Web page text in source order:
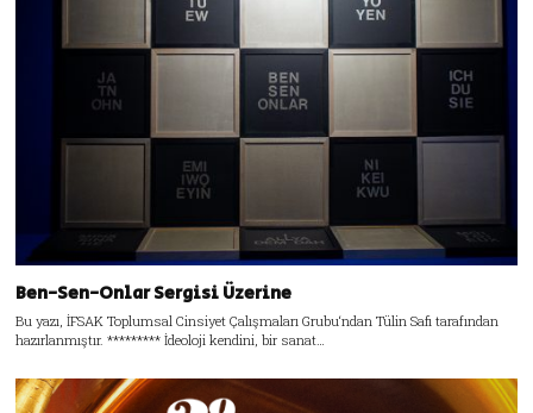
Ben-Sen-Onlar Sergisi Üzerine
Bu yazı, İFSAK Toplumsal Cinsiyet Çalışmaları Grubu‘ndan Tülin Safi tarafından
hazırlanmıştır. ********* İdeoloji kendini, bir sanat…